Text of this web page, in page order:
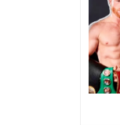
ó
n
d